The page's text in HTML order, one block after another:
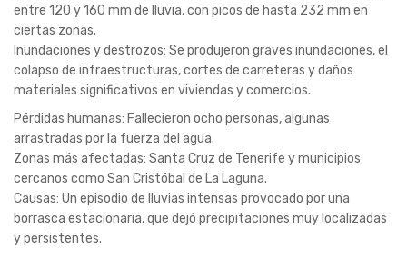
entre 120 y 160 mm de lluvia, con picos de hasta 232 mm en
ciertas zonas.
Inundaciones y destrozos: Se produjeron graves inundaciones, el
colapso de infraestructuras, cortes de carreteras y daños
materiales significativos en viviendas y comercios.
Pérdidas humanas: Fallecieron ocho personas, algunas
arrastradas por la fuerza del agua.
Zonas más afectadas: Santa Cruz de Tenerife y municipios
cercanos como San Cristóbal de La Laguna.
Causas: Un episodio de lluvias intensas provocado por una
borrasca estacionaria, que dejó precipitaciones muy localizadas
y persistentes.